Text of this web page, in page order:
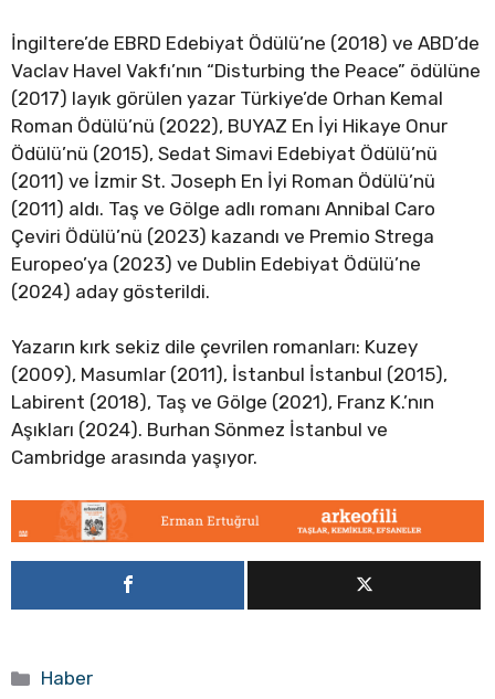
İngiltere’de EBRD Edebiyat Ödülü’ne (2018) ve ABD’de
Vaclav Havel Vakfı’nın “Disturbing the Peace” ödülüne
(2017) layık görülen yazar Türkiye’de Orhan Kemal
Roman Ödülü’nü (2022), BUYAZ En İyi Hikaye Onur
Ödülü’nü (2015), Sedat Simavi Edebiyat Ödülü’nü
(2011) ve İzmir St. Joseph En İyi Roman Ödülü’nü
(2011) aldı. Taş ve Gölge adlı romanı Annibal Caro
Çeviri Ödülü’nü (2023) kazandı ve Premio Strega
Europeo’ya (2023) ve Dublin Edebiyat Ödülü’ne
(2024) aday gösterildi.
Yazarın kırk sekiz dile çevrilen romanları: Kuzey
(2009), Masumlar (2011), İstanbul İstanbul (2015),
Labirent (2018), Taş ve Gölge (2021), Franz K.’nın
Aşıkları (2024). Burhan Sönmez İstanbul ve
Cambridge arasında yaşıyor.
Kategoriler
Haber